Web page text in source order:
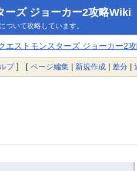
ーズ ジョーカー2攻略Wiki
ついて攻略しています。
エストモンスターズ ジョーカー2
プ] [ ページ編集 | 新規作成 | 差分 |